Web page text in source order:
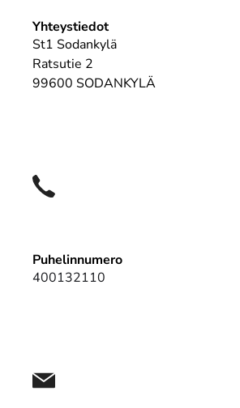
Yhteystiedot
St1 Sodankylä
Ratsutie 2
99600 SODANKYLÄ
Puhelinnumero
400132110